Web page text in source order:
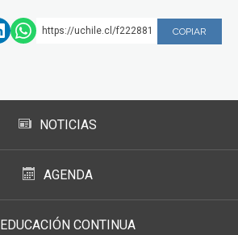
https://uchile.cl/f222881 COPIAR
NOTICIAS
AGENDA
EDUCACIÓN CONTINUA